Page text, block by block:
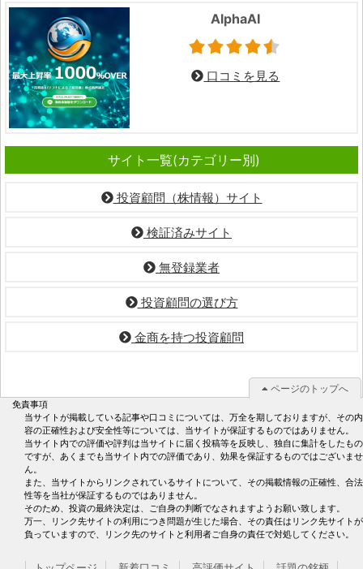
AlphaAI
口コミを見る
サイト一覧(カテゴリー別)
投資顧問（株情報）サイト
検証済みサイト
無登録業者
投資顧問の選び方
金商を持つ投資顧問
免責事項
当サイトが掲載している記事や口コミについては、万全を期しておりますが、その内
容の正確性および安全性等については、当サイトが保証するものではありません。
当サイト内での評価や評判は当サイトに届く投稿等を反映し、独自に集計をしたもの
ですが、あくまでも当サイト内での評価であり、効果を保証するものではございませ
ん。
また、当サイトからリンクされているサイトについて、その掲載情報の正確性、合法
性等を当社が保証するものではありません。
そのため、投資の最終決定は、ご自身の判断でなされますようお願い致します。
万一、リンク先サイトの利用につき問題が生じた場合、その責任はリンク先サイトが
負っていますので、リンク先のサイトと利用者ご自身の責任で対処してください。
ページのトップへ